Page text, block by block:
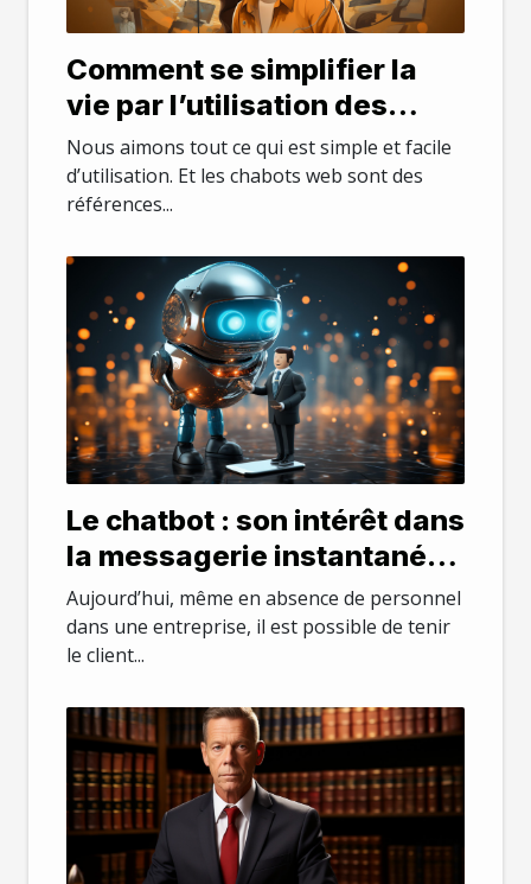
Comment se simplifier la
vie par l’utilisation des
chatbots web ?
Nous aimons tout ce qui est simple et facile
d’utilisation. Et les chabots web sont des
références...
Le chatbot : son intérêt dans
la messagerie instantanée
dans une entreprise
Aujourd’hui, même en absence de personnel
dans une entreprise, il est possible de tenir
le client...